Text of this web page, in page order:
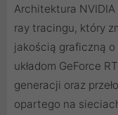
Architektura
ray tracingu, który
jakością graficzną
układom GeForce
generacji oraz
opartego na